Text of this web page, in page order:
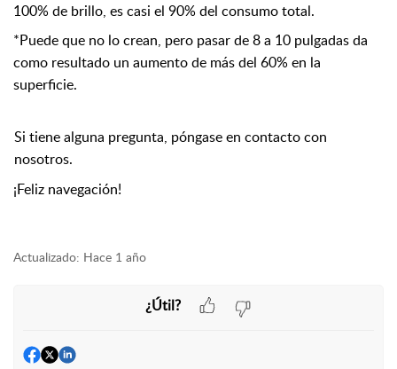
100% de brillo, es casi el 90% del consumo total.
*Puede que no lo crean, pero pasar de 8 a 10 pulgadas da
como resultado un aumento de más del 60% en la
superficie.
Si tiene alguna pregunta, póngase en contacto con
nosotros.
¡Feliz navegación!
Actualizado: Hace 1 año
¿Útil?